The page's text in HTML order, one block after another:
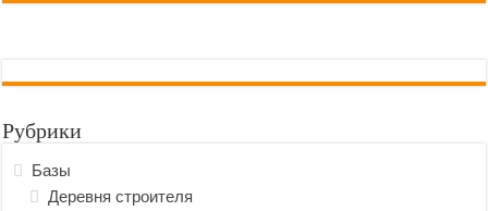
Рубрики
Базы
Деревня строителя